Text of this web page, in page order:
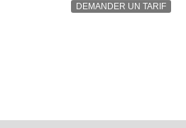
DEMANDER UN TARIF